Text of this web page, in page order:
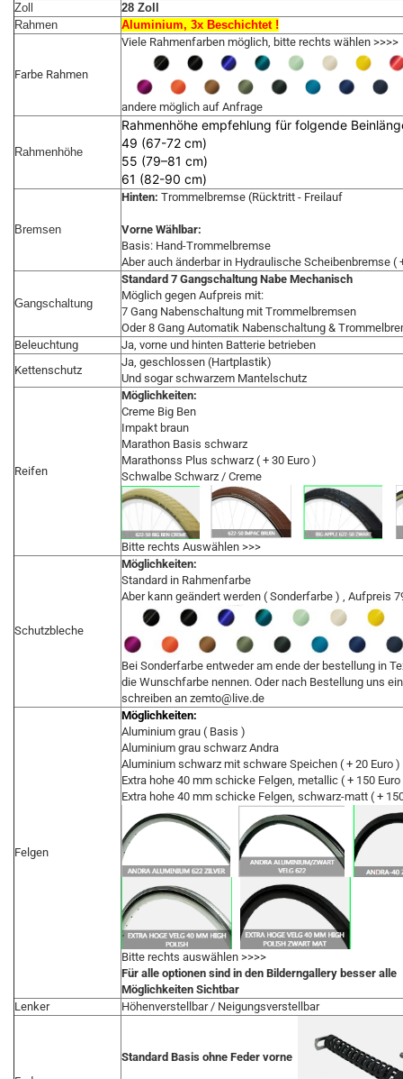
Zoll
28 Zoll
Rahmen
Aluminium, 3x Beschichtet !
Farbe Rahmen
Viele Rahmenfarben möglich, bitte rechts wählen >>>>
andere möglich auf Anfrage
Rahmenhöhe
Rahmenhöhe empfehlung für folgende
49 (67-72 cm)
55 (79–81 cm)
61 (82-90 cm)
Bremsen
Hinten: Trommelbremse (Rücktritt - Freilauf
Vorne Wählbar:
Basis: Hand-Trommelbremse
Aber auch änderbar in Hydraulische Scheibenbremse (
Gangschaltung
Standard 7 Gangschaltung Nabe Mechanisch
Möglich gegen Aufpreis mit:
7 Gang Nabenschaltung mit Trommelbremsen
Oder 8 Gang Automatik Nabenschaltung &
Beleuchtung
Ja, vorne und hinten Batterie betrieben
Kettenschutz
Ja, geschlossen (Hartplastik)
Und sogar schwarzem Mantelschutz
Reifen
Möglichkeiten:
Creme Big Ben
Impakt braun
Marathon Basis schwarz
Marathonss Plus schwarz ( + 30 Euro )
Schwalbe Schwarz / Creme
Bitte rechts Auswählen >>>
Schutzbleche
Möglichkeiten:
Standard in Rahmenfarbe
Aber kann geändert werden ( Sonderfarbe ) , Aufpreis
Bei Sonderfarbe entweder am ende der bestellung in
die Wunschfarbe nennen. Oder nach Bestellung uns
schreiben an zemto@live.de
Felgen
Möglichkeiten:
Aluminium grau ( Basis )
Aluminium grau schwarz Andra
Aluminium schwarz mit schware Speichen ( + 20 Euro )
Extra hohe 40 mm schicke Felgen, metallic ( + 150 Euro
Extra hohe 40 mm schicke Felgen, schwarz-matt ( +
Bitte rechts auswählen >>>>
Für alle optionen sind in den Bilderngallery besser alle
Möglichkeiten Sichtbar
Lenker
Höhenverstellbar / Neigungsverstellbar
Standard Basis ohne Feder vorne